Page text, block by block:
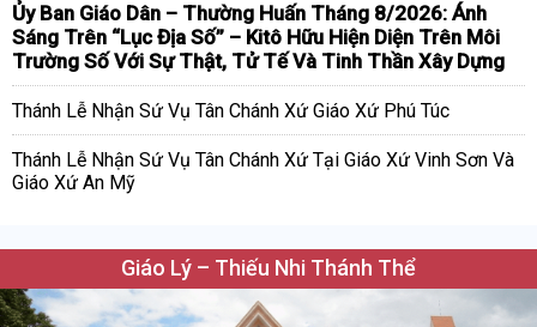
Ủy Ban Giáo Dân – Thường Huấn Tháng 8/2026: Ánh
Sáng Trên “Lục Địa Số” – Kitô Hữu Hiện Diện Trên Môi
Trường Số Với Sự Thật, Tử Tế Và Tinh Thần Xây Dựng
Thánh Lễ Nhận Sứ Vụ Tân Chánh Xứ Giáo Xứ Phú Túc
Thánh Lễ Nhận Sứ Vụ Tân Chánh Xứ Tại Giáo Xứ Vinh Sơn Và
Giáo Xứ An Mỹ
Giáo Lý – Thiếu Nhi Thánh Thể